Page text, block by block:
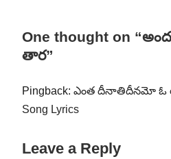
One thought on
తార”
Pingback: ఎంత దీనాతిదీనమో ఓ
Song Lyrics
Leave a Reply